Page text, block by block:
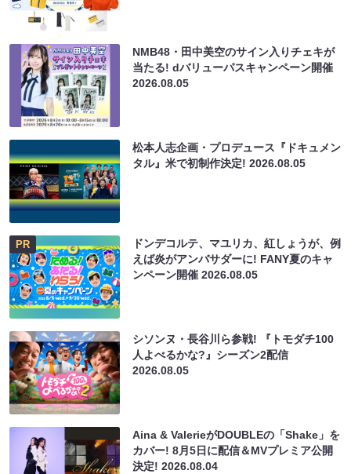
NMB48・田中美空のサイン入りチェキが
当たる! dバリューパスキャンペーン開催
2026.08.05
松本人志企画・プロデュース『ドキュメン
タル』米で初制作決定!2026.08.05
PR
ドンデコルテ、マユリカ、紅しょうが、例
えば炎がアンバサダーに! FANY夏のキャ
ンペーン開催2026.08.05
シソンヌ・長谷川ら参戦! 『トモダチ100
人よべるかな?』シーズン2配信
2026.08.05
Aina & ValerieがDOUBLEの「Shake」を
カバー! 8月5日に配信＆MVプレミア公開
決定!2026.08.04